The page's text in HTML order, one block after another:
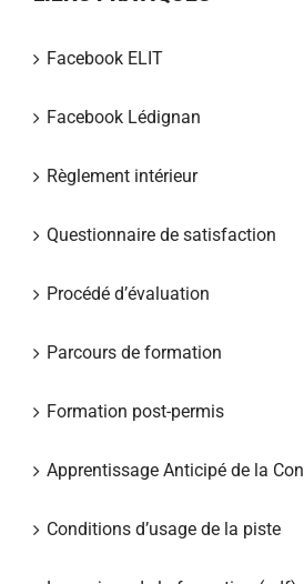
Facebook ELIT
Facebook Lédignan
Règlement intérieur
Questionnaire de satisfaction
Procédé d’évaluation
Parcours de formation
Formation post-permis
Apprentissage Anticipé de la
Conditions d’usage de la piste